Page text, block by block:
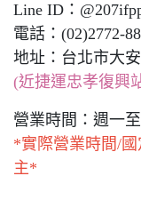
Line ID：
電話：(02)2772-
地址：台北市大
(近捷運忠孝復興
營業時間：週一
*實際營業時間/
主*